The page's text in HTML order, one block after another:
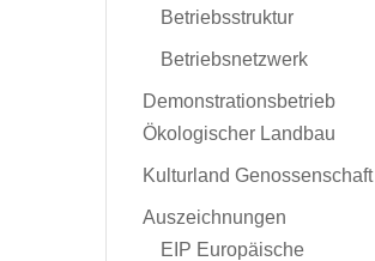
Betriebsstruktur
Betriebsnetzwerk
Demonstrationsbetrieb
Ökologischer Landbau
Kulturland Genossenschaft
Auszeichnungen
EIP Europäische